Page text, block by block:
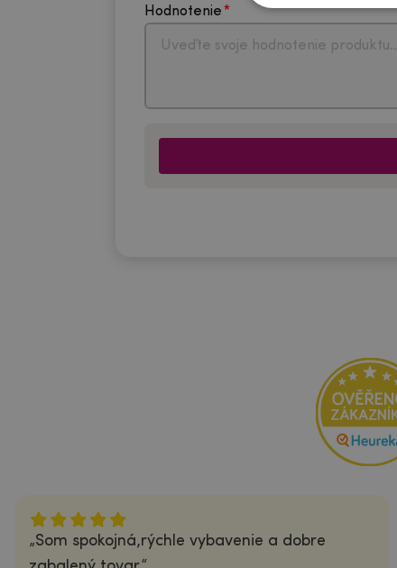
Hodnotenie
Som spokojná,rýchle vybavenie a dobre